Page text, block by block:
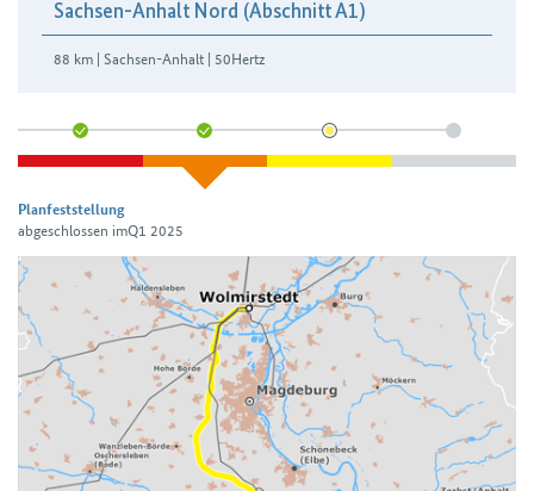
Sachsen-Anhalt Nord (Abschnitt A1)
88 km | Sachsen-Anhalt | 50Hertz
Planfeststellung
abgeschlossen imQ1 2025